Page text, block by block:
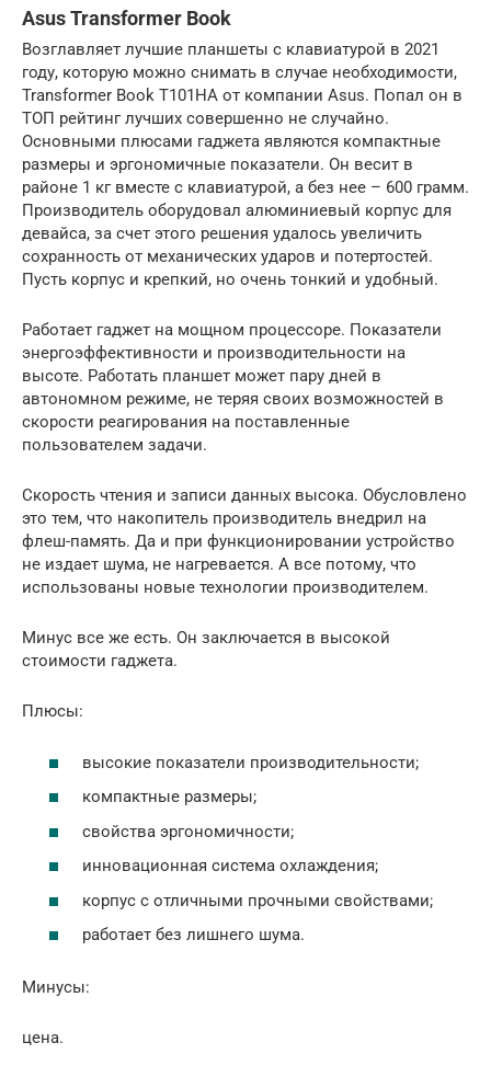
Asus Transformer Book
Возглавляет лучшие планшеты с клавиатурой в 2021
году, которую можно снимать в случае необходимости,
Transformer Book T101HA от компании Asus. Попал он в
ТОП рейтинг лучших совершенно не случайно.
Основными плюсами гаджета являются компактные
размеры и эргономичные показатели. Он весит в
районе 1 кг вместе с клавиатурой, а без нее – 600 грамм.
Производитель оборудовал алюминиевый корпус для
девайса, за счет этого решения удалось увеличить
сохранность от механических ударов и потертостей.
Пусть корпус и крепкий, но очень тонкий и удобный.
Работает гаджет на мощном процессоре. Показатели
энергоэффективности и производительности на
высоте. Работать планшет может пару дней в
автономном режиме, не теряя своих возможностей в
скорости реагирования на поставленные
пользователем задачи.
Скорость чтения и записи данных высока. Обусловлено
это тем, что накопитель производитель внедрил на
флеш-память. Да и при функционировании устройство
не издает шума, не нагревается. А все потому, что
использованы новые технологии производителем.
Минус все же есть. Он заключается в высокой
стоимости гаджета.
Плюсы:
высокие показатели производительности;
компактные размеры;
свойства эргономичности;
инновационная система охлаждения;
корпус с отличными прочными свойствами;
работает без лишнего шума.
Минусы:
цена.